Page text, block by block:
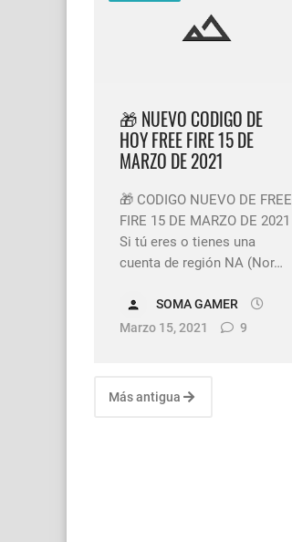
🎁 NUEVO CODIGO DE
HOY FREE FIRE 15 DE
MARZO DE 2021
🎁 CODIGO NUEVO DE FREE
FIRE 15 DE MARZO DE 2021
Si tú eres o tienes una
cuenta de región NA (Nor…
SOMA GAMER
Marzo 15, 2021
9
Más antigua